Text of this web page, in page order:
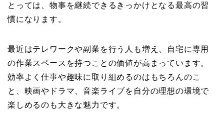
とっては、物事を継続できるきっかけとなる最高の習
慣になります。
最近はテレワークや副業を行う人も増え、自宅に専用
の作業スペースを持つことの価値が高まっています。
効率よく仕事や趣味に取り組めるのはもちろんのこ
と、映画やドラマ、音楽ライブを自分の理想の環境で
楽しめるのも大きな魅力です。